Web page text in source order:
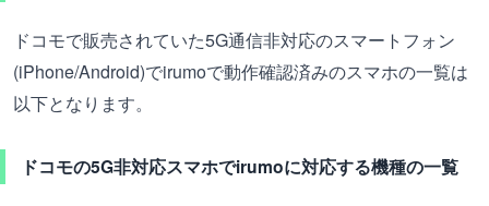
ドコモで販売されていた5G通信非対応のスマートフォン
(iPhone/Android)でirumoで動作確認済みのスマホの一覧は
以下となります。
ドコモの5G非対応スマホでirumoに対応する機種の一覧